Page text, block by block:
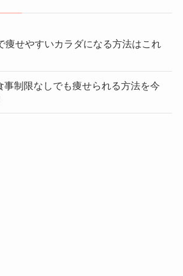
痩せやすいカラダになる方法はこれ
事制限なしでも痩せられる方法を今